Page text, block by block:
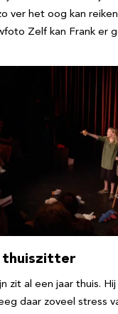
ver het oog kan
Zelf kan Frank er
thuiszitter
zit al een jaar thuis.
daar zoveel stress